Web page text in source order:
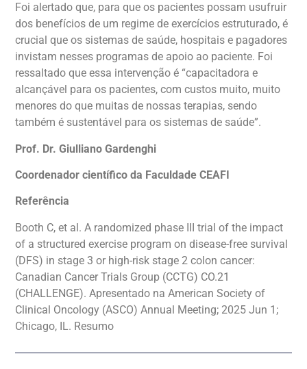
Foi alertado que, para que os pacientes possam usufruir
dos benefícios de um regime de exercícios estruturado, é
crucial que os sistemas de saúde, hospitais e pagadores
invistam nesses programas de apoio ao paciente. Foi
ressaltado que essa intervenção é “capacitadora e
alcançável para os pacientes, com custos muito, muito
menores do que muitas de nossas terapias, sendo
também é sustentável para os sistemas de saúde”.
Prof. Dr. Giulliano Gardenghi
Coordenador científico da Faculdade CEAFI
Referência
Booth C, et al. A randomized phase III trial of the impact
of a structured exercise program on disease-free survival
(DFS) in stage 3 or high-risk stage 2 colon cancer:
Canadian Cancer Trials Group (CCTG) CO.21
(CHALLENGE). Apresentado na American Society of
Clinical Oncology (ASCO) Annual Meeting; 2025 Jun 1;
Chicago, IL. Resumo